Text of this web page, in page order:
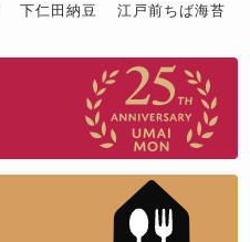
下仁田納豆
江戸前ちば海苔